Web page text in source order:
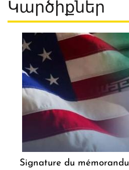
Կարծիքներ
Signature du